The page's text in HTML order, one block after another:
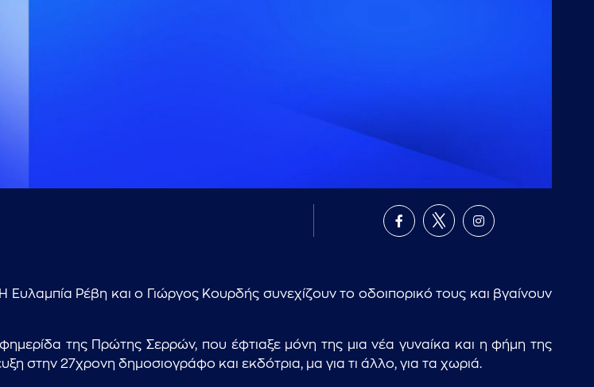
Ρέβη και ο Γιώργος Κουρδής συνεχίζουν το οδοιπορικό τους και βγαίνουν
της Πρώτης Σερρών, που έφτιαξε μόνη της μια νέα γυναίκα και η φήμη της
στην 27χρονη δημοσιογράφο και εκδότρια, μα για τι άλλο, για τα χωριά.